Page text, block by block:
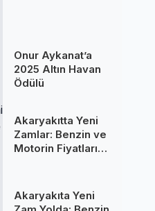
Onur Aykanat’a
2025 Altın Havan
Ödülü
Akaryakıtta Yeni
Zamlar: Benzin ve
Motorin Fiyatları
Akaryakıta Yeni